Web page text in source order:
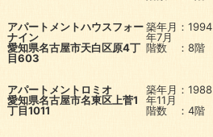
アパートメントハウスフォー
ナイン
愛知県名古屋市天白区原4丁
目603
築年月：1994
年7月
階数 ：8階
アパートメントロミオ
愛知県名古屋市名東区上菅1
丁目1011
築年月：1988
年11月
階数 ：4階